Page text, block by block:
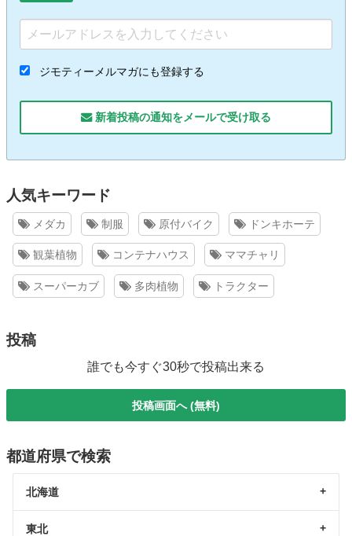
ジモティーメルマガにも登録する
新着投稿の通知をメールで受け取る
人気キーワード
メダカ 制服 原付バイク ドンキホーテ
観葉植物 コンテナハウス ママチャリ
スーパーカブ 多肉植物 トラクター
投稿
誰でも今すぐ30秒で投稿出来る
投稿画面へ (無料)
都道府県で検索
北海道
東北